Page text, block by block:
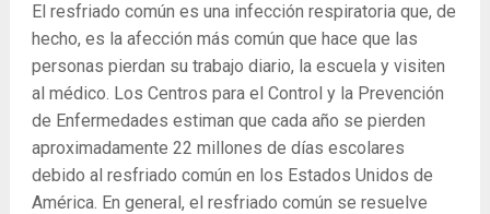
El resfriado común es una infección respiratoria que, de
hecho, es la afección más común que hace que las
personas pierdan su trabajo diario, la escuela y visiten
al médico. Los Centros para el Control y la Prevención
de Enfermedades estiman que cada año se pierden
aproximadamente 22 millones de días escolares
debido al resfriado común en los Estados Unidos de
América. En general, el resfriado común se resuelve